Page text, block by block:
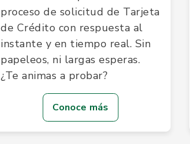
proceso de solicitud de Tarjeta
de Crédito con respuesta al
instante y en tiempo real. Sin
papeleos, ni largas esperas.
¿Te animas a probar?
Conoce más